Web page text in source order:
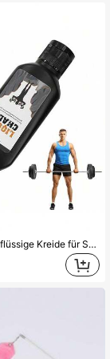
1 Stück 50ml flüssige Kreide für Sport, Fitness, Klettern, Gymnastik, rutschfest (zufällige Farbe)